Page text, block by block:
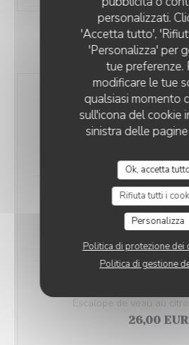
personalizzati.
'Accetta tutto',
'Personalizza' per
tue preferenze.
modificare le tue
qualsiasi momento
sull'icona del cookie
sinistra delle
Ok, accetta
Rifiuta tutti i
Personalizza
Politica di protezione dei
Politica di gestione
CARNE /
Carpaccio di
Carpaccio de bœuf Limousin
DOP, pesto maison,
Scaloppina di vitello
Escalope de veau panée et
26,00 EUR
Escalope de veau au
26,00 EUR